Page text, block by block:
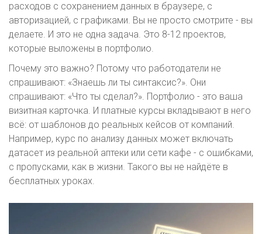
расходов с сохранением данных в браузере, с
авторизацией, с графиками. Вы не просто смотрите - вы
делаете. И это не одна задача. Это 8-12 проектов,
которые выложены в портфолио.
Почему это важно? Потому что работодатели не
спрашивают: «Знаешь ли ты синтаксис?». Они
спрашивают: «Что ты сделал?». Портфолио - это ваша
визитная карточка. И платные курсы вкладывают в него
всё: от шаблонов до реальных кейсов от компаний.
Например, курс по анализу данных может включать
датасет из реальной аптеки или сети кафе - с ошибками,
с пропусками, как в жизни. Такого вы не найдёте в
бесплатных уроках.